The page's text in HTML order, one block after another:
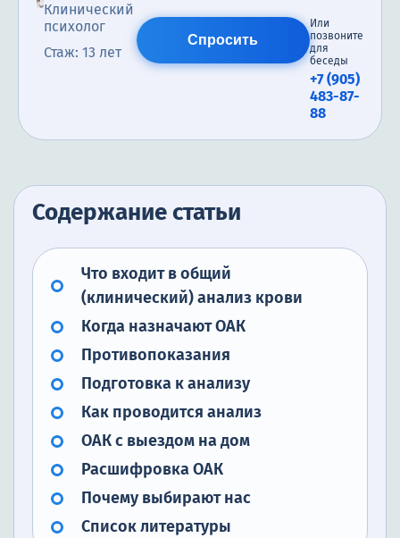
Клинический
психолог
Стаж: 13 лет
Спросить
Или
позвоните
для
беседы
+7 (905)
483-87-
88
Содержание статьи
Что входит в общий
(клинический) анализ крови
Когда назначают ОАК
Противопоказания
Подготовка к анализу
Как проводится анализ
ОАК с выездом на дом
Расшифровка ОАК
Почему выбирают нас
Список литературы